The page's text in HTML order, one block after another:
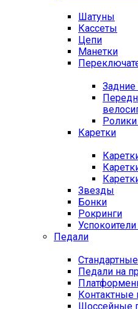
Шатуны
Кассеты
Цепи
Манетки
Задние
Каретки
Звезды
Бонки
Рокринги
Педали
Педали на
Контактные
Шоссейные